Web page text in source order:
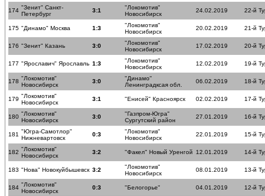
174 "Зенит" Санкт-
Петербург
3:1
"Локомотив"
Новосибирск
24.02.2019 22-й
175 "Динамо" Москва 1:3
"Локомотив"
Новосибирск
20.02.2019 21-й
176 "Зенит" Казань 3:0
"Локомотив"
Новосибирск
17.02.2019 20-й
177 "Ярославич" Ярославль 1:3
"Локомотив"
Новосибирск
12.02.2019 19-й
178 "Локомотив"
Новосибирск
3:0
"Динамо"
Ленинградксая обл.
06.02.2019 18-й
179 "Локомотив"
Новосибирск
3:1 "Енисей" Красноярск 02.02.2019 17-й
180 "Локомотив"
Новосибирск
3:0
"Газпром-Югра"
Сургутский район
27.01.2019 16-й
181 "Югра-Самотлор"
Нижневартовск
0:3
"Локомотив"
Новосибирск
22.01.2019 15-й
182 "Локомотив"
Новосибирск
3:2 "Факел" Новый Уренгой 12.01.2019 14-й
183 "Нова" Новокуйбышевск 3:2
"Локомотив"
Новосибирск
08.01.2019 13-й
184 "Локомотив"
Новосибирск
0:3 "Белогорье" 04.01.2019 12-й